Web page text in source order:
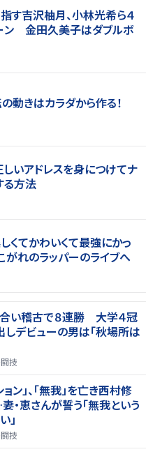
指す吉沢柚月、小林光希ら４
ン 金田久美子はダブルボ
動きはカラダから作る！
しいアドレスを身につけてナ
る方法
くてかわいくて最強にかっ
がれのラッパーのライブへ
い稽古で８連勝 大学４冠
デビューの男は「秋場所は
技
ン」、「無我」を亡き西村修
・恵さんが誓う「無我という
」
技